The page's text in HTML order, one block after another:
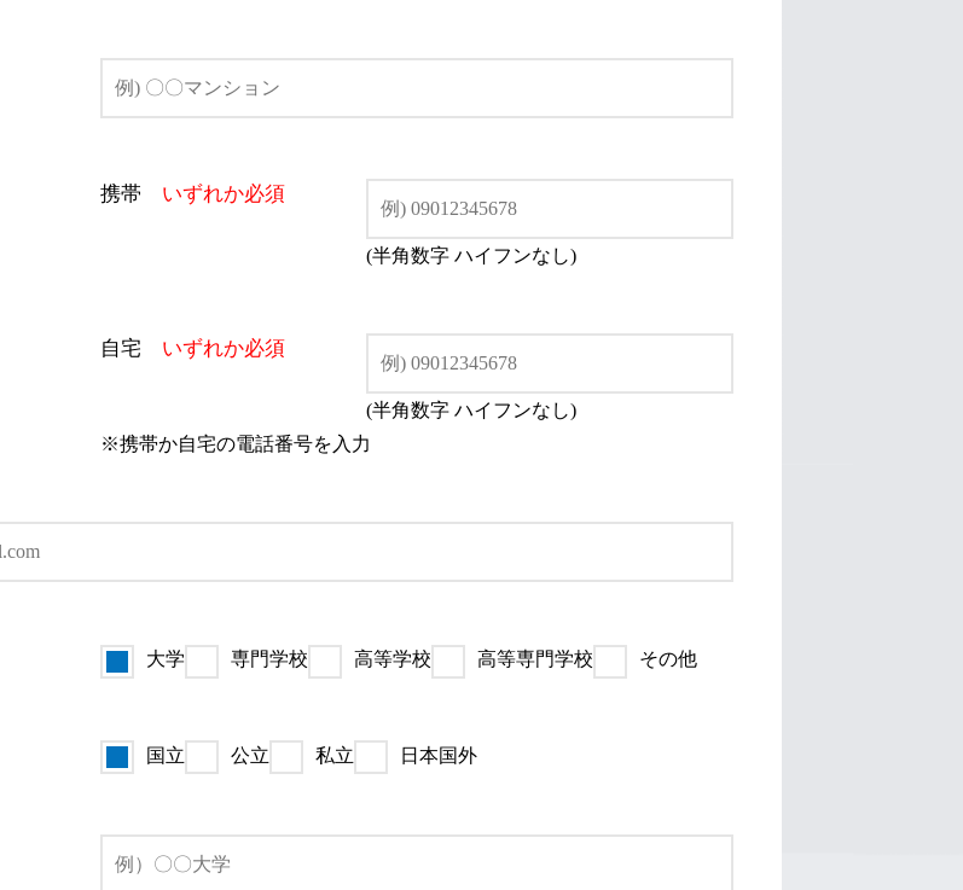
携帯 いずれか必須
(半角数字 ハイフンなし)
自宅 いずれか必須
(半角数字 ハイフンなし)
※携帯か自宅の電話番号を入力
大学 専門学校 高等学校 高等専門学校 その他
国立 公立 私立 日本国外